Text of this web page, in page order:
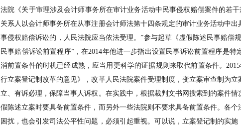
法院《关于审理涉及会计师事务所在审计业务活动中民事侵权赔偿案件的若
关系人以会计师事务所在从事注册会计师法第十四条规定的审计业务活动中
事侵权赔偿诉讼的，人民法院应当依法受理。”参与起草《虚假陈述民事赔偿
民事赔偿诉讼前置程序”，在2014年他进一步指出设置民事诉讼前置程序是
消前置条件的时机已经成熟，应当用更科学的证据规则来取代前置条件。
行立案登记制改革的意见》，改革人民法院案件受理制度，变立案审查制为
立、有诉必理，保障当事人诉权。在实践中，根据裁判文书网搜索到的案件
假陈述立案时要具备前置条件，而另外一些法院则不要求具备前置条件。各
困扰，也会引发司法公平性问题，必须引起重视。可以说，立案登记制的实